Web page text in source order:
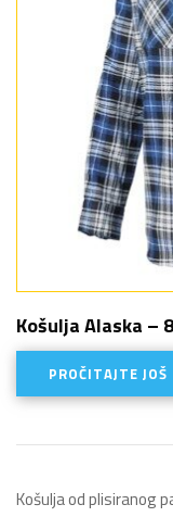
Košulja Alaska –
PROČITAJTE JOŠ
Košulja od plisiranog